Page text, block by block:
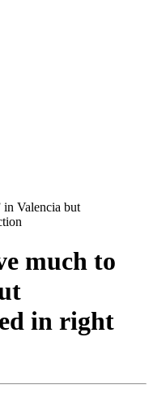
in Valencia but
much to
in right